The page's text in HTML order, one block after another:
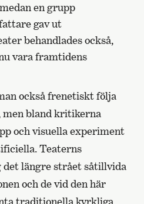
en grupp
gav ut
behandlades också,
vara framtidens
också frenetiskt följa
men bland kritikerna
och visuella experiment
Teaterns
längre strået såtillvida
och de vid den här
traditionella kyrkliga